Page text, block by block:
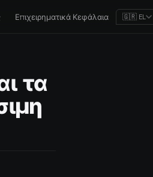
Επιχειρηματικά Κεφάλαια 🇬🇷 EL
τα